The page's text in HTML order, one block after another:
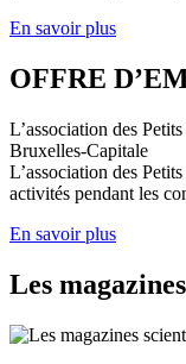
En savoir plus
OFFRE
L’association des
Bruxelles-Capitale
L’association des
activités pendant les
En savoir plus
Les